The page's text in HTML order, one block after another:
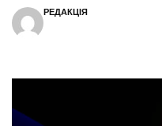
РЕДАКЦІЯ